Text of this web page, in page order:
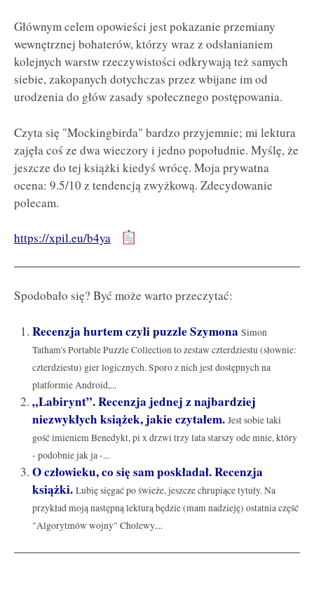
Głównym celem opowieści jest pokazanie przemiany
wewnętrznej bohaterów, którzy wraz z odsłanianiem
kolejnych warstw rzeczywistości odkrywają też samych
siebie, zakopanych dotychczas przez wbijane im od
urodzenia do głów zasady społecznego postępowania.
Czyta się "Mockingbirda" bardzo przyjemnie; mi lektura
zajęła coś ze dwa wieczory i jedno popołudnie. Myślę, że
jeszcze do tej książki kiedyś wrócę. Moja prywatna
ocena: 9.5/10 z tendencją zwyżkową. Zdecydowanie
polecam.
https://xpil.eu/b4ya
Spodobało się? Być może warto przeczytać:
Recenzja hurtem czyli puzzle Szymona Simon
Tatham's Portable Puzzle Collection to zestaw czterdziestu (słownie:
czterdziestu) gier logicznych. Sporo z nich jest dostępnych na
platformie Android,...
„Labirynt”. Recenzja jednej z najbardziej
niezwykłych książek, jakie czytałem. Jest sobie taki
gość imieniem Benedykt, pi x drzwi trzy lata starszy ode mnie, który
- podobnie jak ja -...
O człowieku, co się sam poskładał. Recenzja
książki. Lubię sięgać po świeże, jeszcze chrupiące tytuły. Na
przykład moją następną lekturą będzie (mam nadzieję) ostatnia część
"Algorytmów wojny" Cholewy....